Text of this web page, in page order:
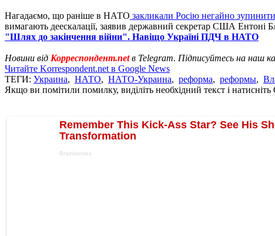
Нагадаємо, що раніше в НАТО закликали Росію негайно
вимагають деескалації, заявив державний секретар США Ентоні
"Шлях до закінчення війни". Навіщо Україні ПДЧ в НАТО
Новини від Корреспондент.netв Telegram. Підписуйтесь на наш
Читайте Korrespondent.net в Google News
ТЕГИ: Украина, НАТО, НАТО-Украина, реформа, реформы,
Якщо ви помітили помилку, виділіть необхідний текст і